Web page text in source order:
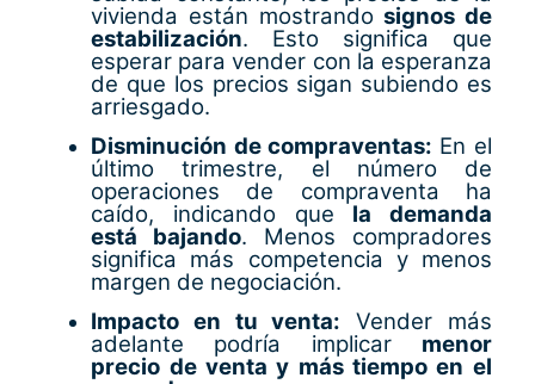
vivienda están mostrandosignos de
estabilización. Esto significa que
esperar para vender con la esperanza
de que los precios sigan subiendo es
arriesgado.
Disminución de compraventas: En el
último trimestre, el número de
operaciones de compraventa ha
caído, indicando que la demanda
está bajando. Menos compradores
significa más competencia y menos
margen de negociación.
Impacto en tu venta: Vender más
adelante podría implicar menor
precio de venta y más tiempo en el